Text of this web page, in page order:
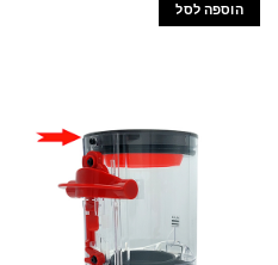
הוספה לסל